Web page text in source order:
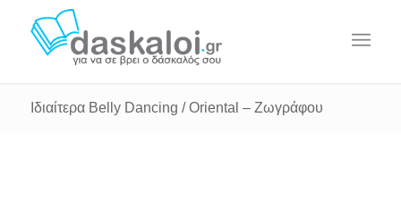
Ιδιαίτερα Belly Dancing / Oriental – Ζωγράφου